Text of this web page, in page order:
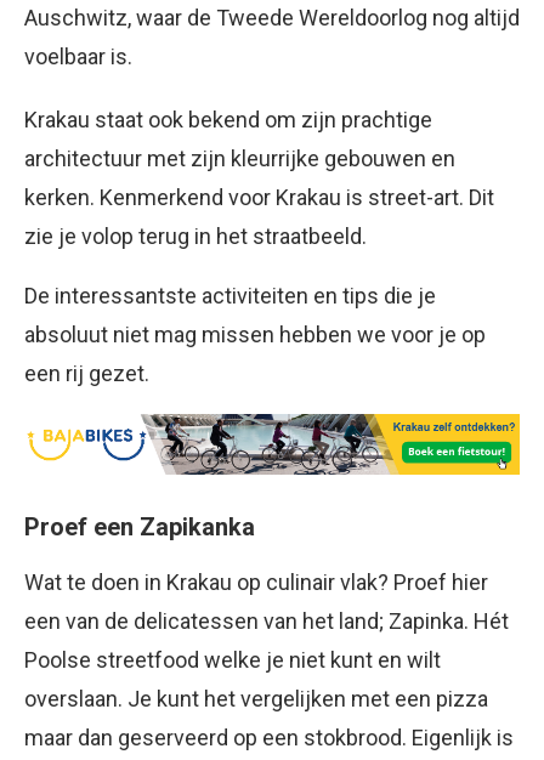
Auschwitz, waar de Tweede Wereldoorlog nog altijd
voelbaar is.
Krakau staat ook bekend om zijn prachtige
architectuur met zijn kleurrijke gebouwen en
kerken. Kenmerkend voor Krakau is street-art. Dit
zie je volop terug in het straatbeeld.
De interessantste activiteiten en tips die je
absoluut niet mag missen hebben we voor je op
een rij gezet.
Proef een Zapikanka
Wat te doen in Krakau op culinair vlak? Proef hier
een van de delicatessen van het land; Zapinka. Hét
Poolse streetfood welke je niet kunt en wilt
overslaan. Je kunt het vergelijken met een pizza
maar dan geserveerd op een stokbrood. Eigenlijk is